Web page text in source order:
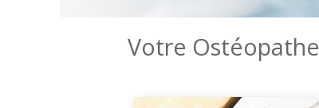
Votre Ostéopathe